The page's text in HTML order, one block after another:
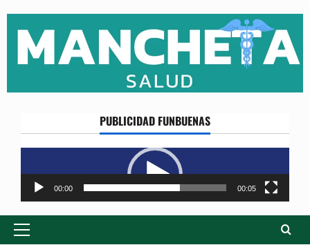
content
PUBLICIDAD FUNBUENAS
Reproductor
de
vídeo
00:00 00:05
Primary